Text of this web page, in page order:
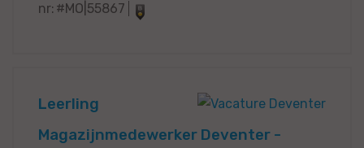
nr: #MO|55867
Leerling
Magazijnmedewerker Deventer -